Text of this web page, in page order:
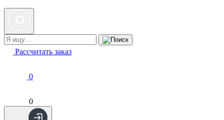
Рассчитать заказ
0
0